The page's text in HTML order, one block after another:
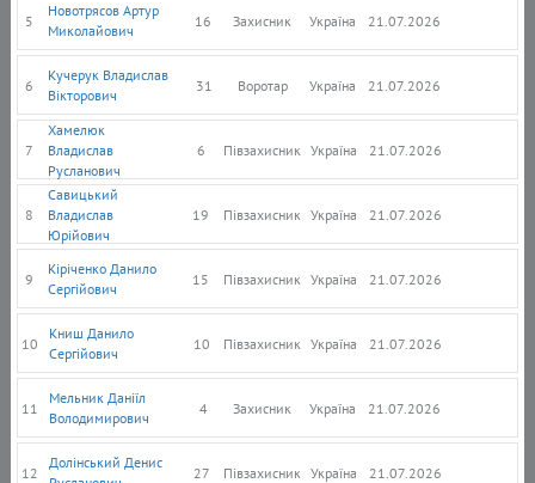
5
Новотрясов Артур
Миколайович
16 Захисник Україна 21.07.2026
6
Кучерук Владислав
Вікторович
31 Воротар Україна 21.07.2026
7
Хамелюк
Владислав
Русланович
6 Півзахисник Україна 21.07.2026
8
Савицький
Владислав
Юрійович
19 Півзахисник Україна 21.07.2026
9
Кіріченко Данило
Сергійович
15 Півзахисник Україна 21.07.2026
10
Книш Данило
Сергійович
10 Півзахисник Україна 21.07.2026
11
Мельник Даніїл
Володимирович
4 Захисник Україна 21.07.2026
12
Долінський Денис
27 Півзахисник Україна 21.07.2026